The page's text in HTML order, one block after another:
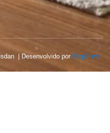
| Desenvolvido por DropFlow